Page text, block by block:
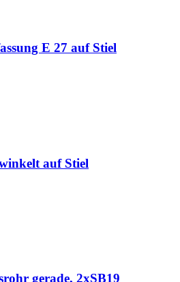
E 27 auf Stiel
auf Stiel
gerade, 2xSB19